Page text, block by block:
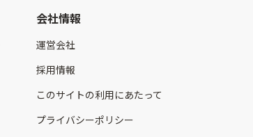
会社情報
運営会社
採用情報
このサイトの利用にあたって
プライバシーポリシー